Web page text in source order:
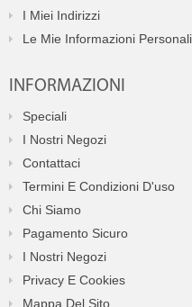
I Miei Indirizzi
Le Mie Informazioni Personali
INFORMAZIONI
Speciali
I Nostri Negozi
Contattaci
Termini E Condizioni D'uso
Chi Siamo
Pagamento Sicuro
I Nostri Negozi
Privacy E Cookies
Mappa Del Sito